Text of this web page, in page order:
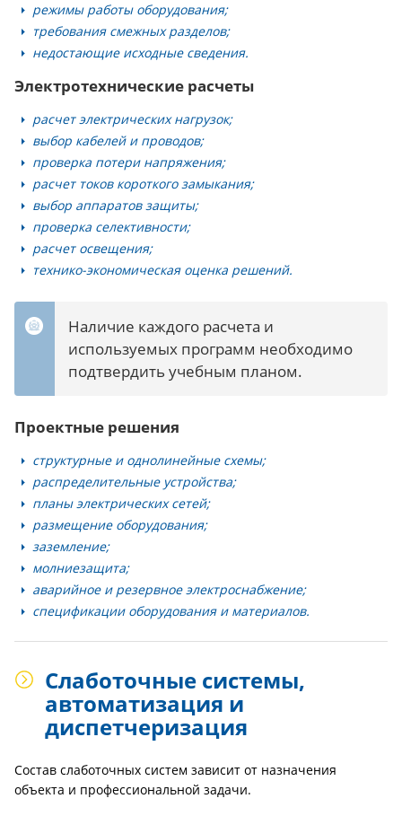
режимы работы оборудования;
требования смежных разделов;
недостающие исходные сведения.
Электротехнические расчеты
расчет электрических нагрузок;
выбор кабелей и проводов;
проверка потери напряжения;
расчет токов короткого замыкания;
выбор аппаратов защиты;
проверка селективности;
расчет освещения;
технико-экономическая оценка решений.
Наличие каждого расчета и
используемых программ необходимо
подтвердить учебным планом.
Проектные решения
структурные и однолинейные схемы;
распределительные устройства;
планы электрических сетей;
размещение оборудования;
заземление;
молниезащита;
аварийное и резервное электроснабжение;
спецификации оборудования и материалов.
Слаботочные системы,
автоматизация и
диспетчеризация
Состав слаботочных систем зависит от назначения
объекта и профессиональной задачи.